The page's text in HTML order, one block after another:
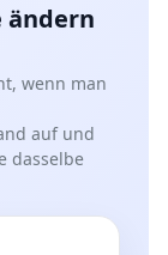
b TierSchG
der
Fallen:
in
(Art.
ändern
wenn man
auf und
dasselbe